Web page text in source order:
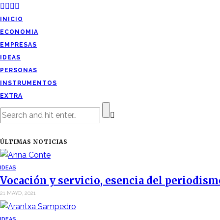
INICIO
ECONOMIA
EMPRESAS
IDEAS
PERSONAS
INSTRUMENTOS
EXTRA
ÚLTIMAS NOTICIAS
IDEAS
Vocación y servicio, esencia del
21 MAYO, 2021